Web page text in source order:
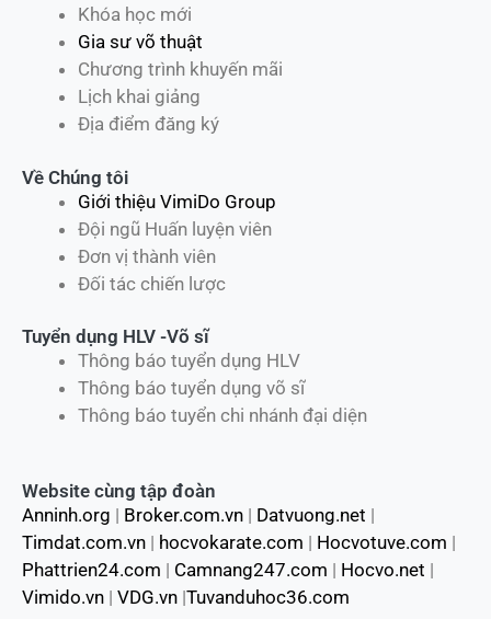
Khóa học mới
Gia sư võ thuật
Chương trình khuyến mãi
Lịch khai giảng
Địa điểm đăng ký
Về Chúng tôi
Giới thiệu VimiDo Group
Đội ngũ Huấn luyện viên
Đơn vị thành viên
Đối tác chiến lược
Tuyển dụng HLV -Võ sĩ
Thông báo tuyển dụng HLV
Thông báo tuyển dụng võ sĩ
Thông báo tuyển chi nhánh đại diện
Website cùng tập đoàn
Anninh.org | Broker.com.vn | Datvuong.net |
Timdat.com.vn | hocvokarate.com | Hocvotuve.com |
Phattrien24.com | Camnang247.com | Hocvo.net |
Vimido.vn | VDG.vn |Tuvanduhoc36.com